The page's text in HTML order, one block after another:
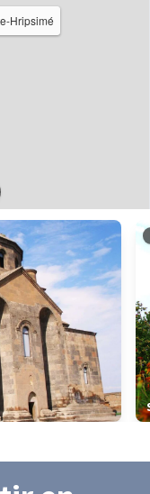
Hripsimé
/ODbL - renduOSM France